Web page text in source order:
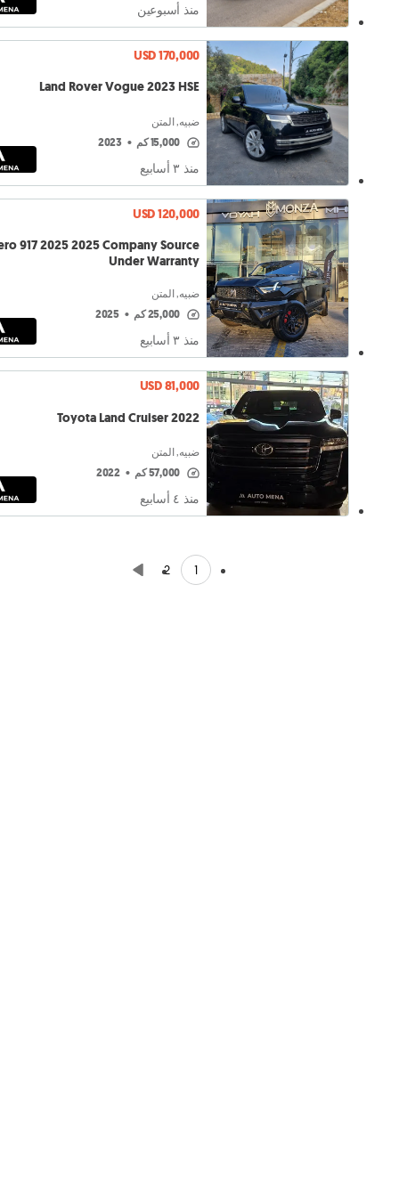
منذ أسبوعين
USD 170,000
Land Rover Vogue 2023 HSE
ضبيه, المتن
15,000 كم •
2023
منذ ٣ أسابيع
USD 120,000
917 2025 2025 Company Source
Under Warranty
ضبيه, المتن
25,000 كم •
2025
منذ ٣ أسابيع
USD 81,000
Toyota Land Cruiser 2022
ضبيه, المتن
57,000 كم •
2022
منذ ٤ أسابيع
1
2